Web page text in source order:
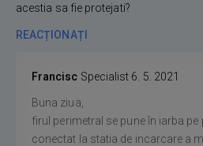
acestia sa fie protejati?
REACȚIONAȚI
Francisc Specialist 6. 5. 2021
Buna ziua,
firul perimetral se pune în iarba
conectat la statia de incarcare a